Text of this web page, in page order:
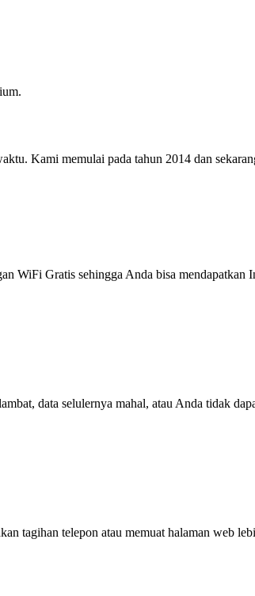
Kami memulai pada tahun 2014 dan
Gratis sehingga Anda bisa mendapatkan
data selulernya mahal, atau Anda tidak
tagihan telepon atau memuat halaman web